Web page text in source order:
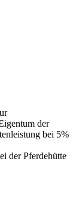
der
bei 5%
der Pferdehütte